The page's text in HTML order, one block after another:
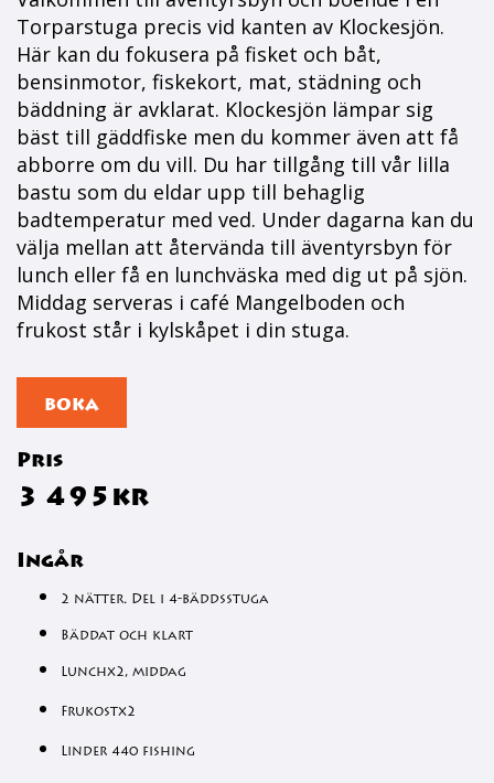
Torparstuga precis vid kanten av Klockesjön.
Här kan du fokusera på fisket och båt,
bensinmotor, fiskekort, mat, städning och
bäddning är avklarat. Klockesjön lämpar sig
bäst till gäddfiske men du kommer även att få
abborre om du vill. Du har tillgång till vår lilla
bastu som du eldar upp till behaglig
badtemperatur med ved. Under dagarna kan du
välja mellan att återvända till äventyrsbyn för
lunch eller få en lunchväska med dig ut på sjön.
Middag serveras i café Mangelboden och
frukost står i kylskåpet i din stuga.
BOKA
Pris
3 495kr
Ingår
2 nätter. Del i 4-bäddsstuga
Bäddat och klart
Lunchx2, middag
Frukostx2
Linder 440 fishing